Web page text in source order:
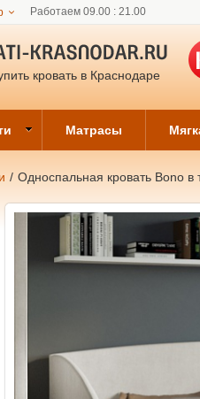
Работаем 09.00 : 21.00
кровать в Краснодаре
Матрасы
/ Односпальная кровать Bono в